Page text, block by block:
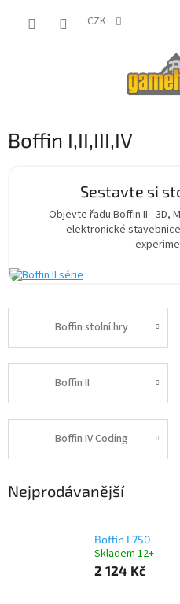
CZK
Boffin I,II,III,IV
Sestavte si
Objevte řadu Boffin II - 3D,
elektronické
Boffin stolní hry
Boffin II
Boffin IV Coding
Nejprodávanější
Boffin I 750
Skladem 12+
2 124 Kč